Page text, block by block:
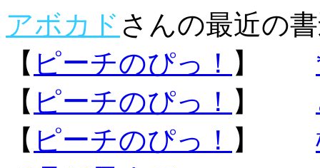
アボカド さんの最近の
【 ピーチのぴっ！ 】
【 ピーチのぴっ！ 】
【 ピーチのぴっ！ 】